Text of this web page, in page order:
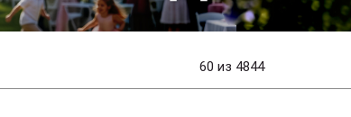
60 из 4844